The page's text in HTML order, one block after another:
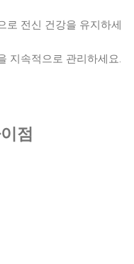
로 전신 건강을 유지하세
지속적으로 관리하세요.
점